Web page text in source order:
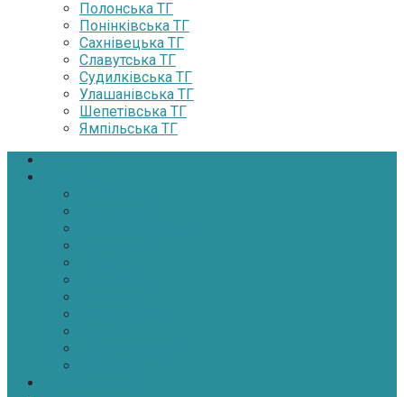
Полонська ТГ
Понінківська ТГ
Сахнівецька ТГ
Славутська ТГ
Судилківська ТГ
Улашанівська ТГ
Шепетівська ТГ
Ямпільська ТГ